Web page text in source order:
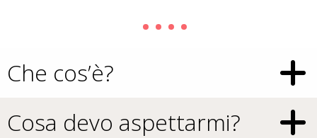
Che cos’è?
Cosa devo aspettarmi?